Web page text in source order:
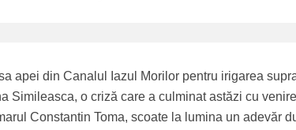
apei din Canalul Iazul Morilor pentru irigarea
Simileasca, o criză care a culminat astăzi cu
Constantin Toma, scoate la lumina un adevăr